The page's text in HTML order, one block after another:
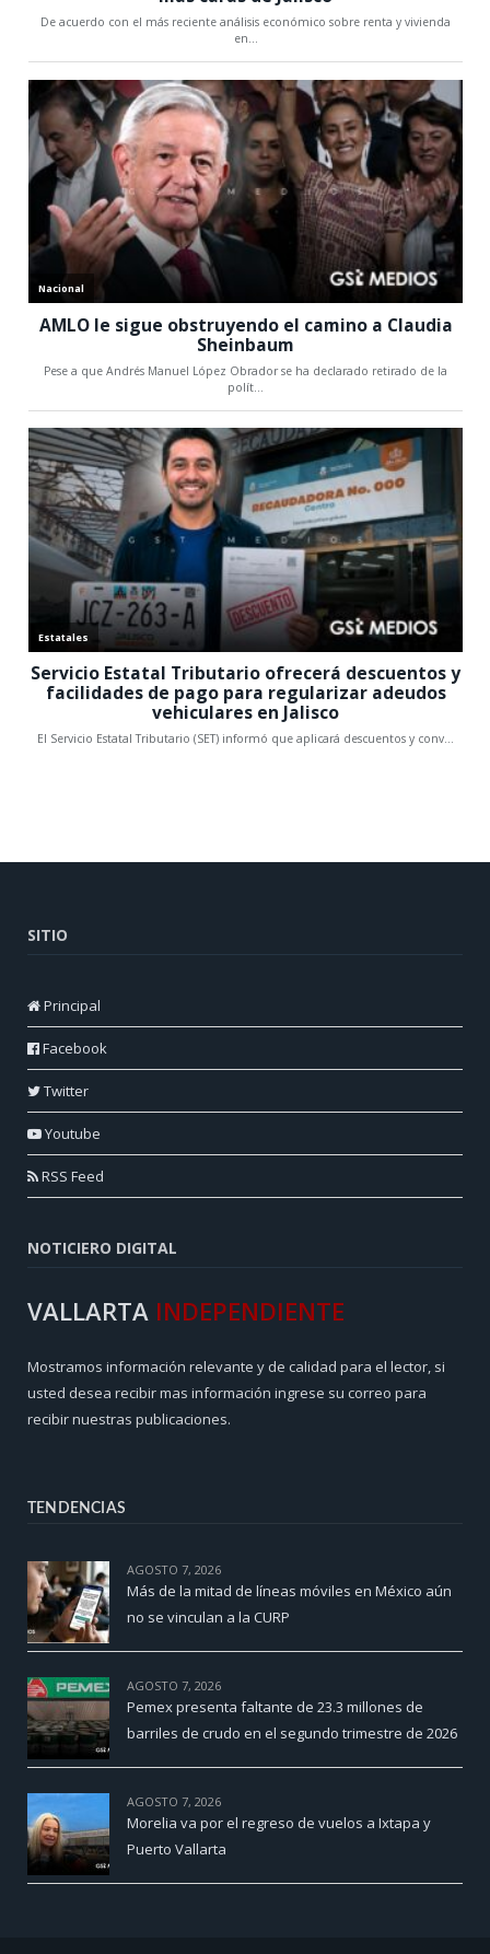
SITIO
Principal
Facebook
Twitter
Youtube
RSS Feed
NOTICIERO DIGITAL
VALLARTA INDEPENDIENTE
Mostramos información relevante y de calidad para el lector, si
usted desea recibir mas información ingrese su correo para
recibir nuestras publicaciones.
TENDENCIAS
AGOSTO 7, 2026
Más de la mitad de líneas móviles en México aún
no se vinculan a la CURP
AGOSTO 7, 2026
Pemex presenta faltante de 23.3 millones de
barriles de crudo en el segundo trimestre de 2026
AGOSTO 7, 2026
Morelia va por el regreso de vuelos a Ixtapa y
Puerto Vallarta